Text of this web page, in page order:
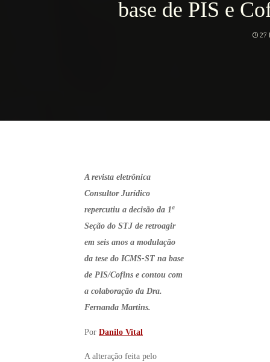
base de PIS e
27
A revista eletrônica
Consultor Jurídico
repercutiu a decisão da 1ª
Seção do STJ de retroagir
em seis anos a modulação
da tese do ICMS-ST na base
de PIS/Cofins e contou com
a colaboração da Dra.
Fernanda Martins.
Por Danilo Vital
A alteração feita pelo